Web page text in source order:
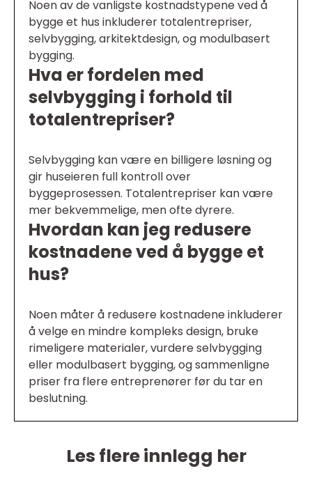
Noen av de vanligste kostnadstypene ved å
bygge et hus inkluderer totalentrepriser,
selvbygging, arkitektdesign, og modulbasert
bygging.
Hva er fordelen med
selvbygging i forhold til
totalentrepriser?
Selvbygging kan være en billigere løsning og
gir huseieren full kontroll over
byggeprosessen. Totalentrepriser kan være
mer bekvemmelige, men ofte dyrere.
Hvordan kan jeg redusere
kostnadene ved å bygge et
hus?
Noen måter å redusere kostnadene inkluderer
å velge en mindre kompleks design, bruke
rimeligere materialer, vurdere selvbygging
eller modulbasert bygging, og sammenligne
priser fra flere entreprenører før du tar en
beslutning.
Les flere innlegg her